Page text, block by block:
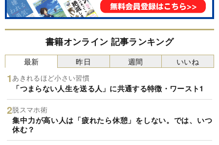
書籍オンライン 記事ランキング
最新
あきれるほど小さい習慣
「つまらない人生を送る人」に共通する特徴・ワースト1
脱スマホ術
集中力が高い人は「疲れたら休憩」をしない。では、いつ
休む？
昨日 週間 いいね